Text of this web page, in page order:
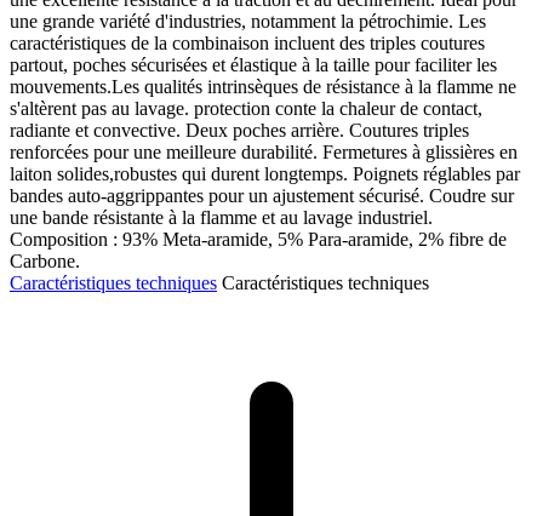
une grande variété d'industries, notamment la pétrochimie. Les
caractéristiques de la combinaison incluent des triples coutures
partout, poches sécurisées et élastique à la taille pour faciliter les
mouvements.Les qualités intrinsèques de résistance à la flamme ne
s'altèrent pas au lavage. protection conte la chaleur de contact,
radiante et convective. Deux poches arrière. Coutures triples
renforcées pour une meilleure durabilité. Fermetures à glissières en
laiton solides,robustes qui durent longtemps. Poignets réglables par
bandes auto-aggrippantes pour un ajustement sécurisé. Coudre sur
une bande résistante à la flamme et au lavage industriel.
Composition : 93% Meta-aramide, 5% Para-aramide, 2% fibre de
Carbone.
Caractéristiques techniques Caractéristiques techniques